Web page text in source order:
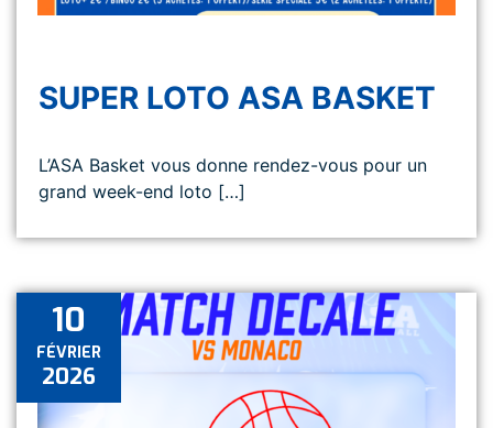
SUPER LOTO ASA BASKET
L’ASA Basket vous donne rendez-vous pour un
grand week-end loto […]
10
FÉVRIER
2026